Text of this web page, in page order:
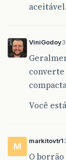
aceitável.
ViniGodoy
Você
M
markitovtr1
O borrão